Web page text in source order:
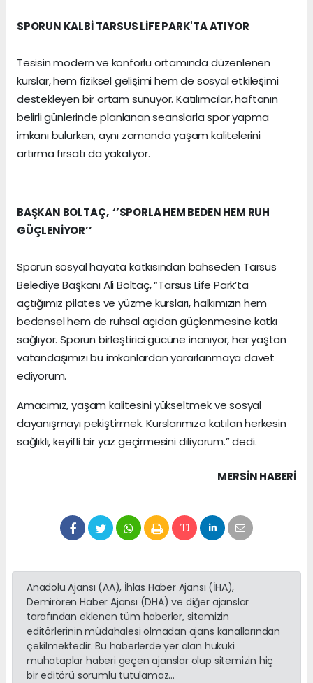
SPORUN KALBİ TARSUS LİFE PARK'TA ATIYOR
Tesisin modern ve konforlu ortamında düzenlenen
kurslar, hem fiziksel gelişimi hem de sosyal etkileşimi
destekleyen bir ortam sunuyor. Katılımcılar, haftanın
belirli günlerinde planlanan seanslarla spor yapma
imkanı bulurken, aynı zamanda yaşam kalitelerini
artırma fırsatı da yakalıyor.
BAŞKAN BOLTAÇ, ‘’SPORLA HEM BEDEN HEM RUH
GÜÇLENİYOR’’
Sporun sosyal hayata katkısından bahseden Tarsus
Belediye Başkanı Ali Boltaç, “Tarsus Life Park’ta
açtığımız pilates ve yüzme kursları, halkımızın hem
bedensel hem de ruhsal açıdan güçlenmesine katkı
sağlıyor. Sporun birleştirici gücüne inanıyor, her yaştan
vatandaşımızı bu imkanlardan yararlanmaya davet
ediyorum.
Amacımız, yaşam kalitesini yükseltmek ve sosyal
dayanışmayı pekiştirmek. Kurslarımıza katılan herkesin
sağlıklı, keyifli bir yaz geçirmesini diliyorum.” dedi.
MERSIN HABERİ
Anadolu Ajansı (AA), İhlas Haber Ajansı (İHA),
Demirören Haber Ajansı (DHA) ve diğer ajanslar
tarafından eklenen tüm haberler, sitemizin
editörlerinin müdahalesi olmadan ajans kanallarından
çekilmektedir. Bu haberlerde yer alan hukuki
muhataplar haberi geçen ajanslar olup sitemizin hiç
bir editörü sorumlu tutulamaz...